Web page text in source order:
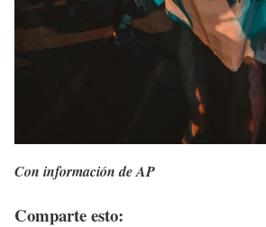
Con información de AP
Comparte esto: